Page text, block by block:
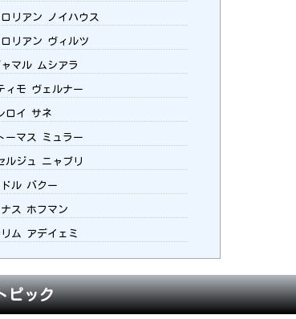
リアン ノイハウス
リアン ヴィルツ
マル ムシアラ
ィモ ヴェルナー
ロイ サネ
ーマス ミュラー
ルジュ ニャブリ
ル バクー
ス ホフマン
ム アデイェミ
ピック